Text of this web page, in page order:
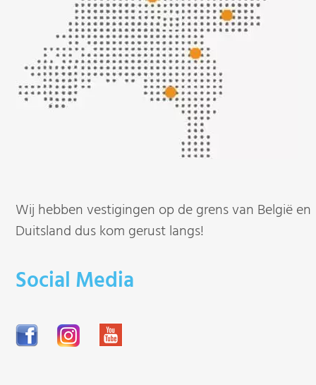
Wij hebben vestigingen op de grens van België en
Duitsland dus kom gerust langs!
Social Media